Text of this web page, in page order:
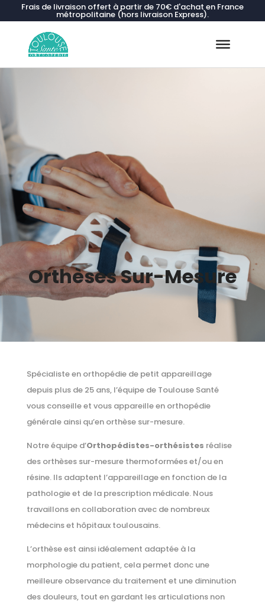
Frais de livraison offert à partir de 70€ d'achat en France
métropolitaine (hors livraison Express).
Orthèses Sur-Mesure
Spécialiste en orthopédie de petit appareillage
depuis plus de 25 ans, l’équipe de Toulouse Santé
vous conseille et vous appareille en orthopédie
générale ainsi qu’en orthèse sur-mesure.
Notre équipe d’Orthopédistes-orthésistes réalise
des orthèses sur-mesure thermoformées et/ou en
résine. Ils adaptent l’appareillage en fonction de la
pathologie et de la prescription médicale. Nous
travaillons en collaboration avec de nombreux
médecins et hôpitaux toulousains.
L’orthèse est ainsi idéalement adaptée à la
morphologie du patient, cela permet donc une
meilleure observance du traitement et une diminution
des douleurs, tout en gardant les articulations non